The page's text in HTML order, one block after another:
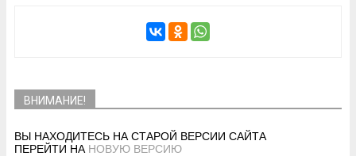
ВНИМАНИЕ!
ВЫ НАХОДИТЕСЬ НА СТАРОЙ ВЕРСИИ САЙТА
ПЕРЕЙТИ НА НОВУЮ ВЕРСИЮ